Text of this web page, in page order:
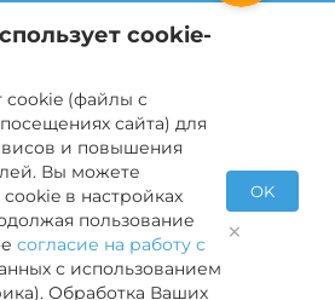
в соц. сетях
2026 Тверезна
cookie-
cookie (файлы с
сайта) для
и повышения
Вы можете
в настройках
пользование
согласие на работу с
с использованием
Обработка Ваших
OK
×